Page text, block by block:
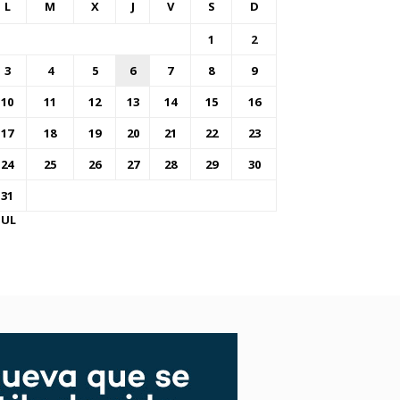
L M X J V S D
1
2
3
4 5 6 7 8
9
10
11 12 13 14 15
16
17
18 19 20 21 22
23
24
25 26 27 28 29
30
31